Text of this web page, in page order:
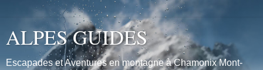
ALPES GUIDES
Escapades et Aventures en montagne à Chamonix Mont-